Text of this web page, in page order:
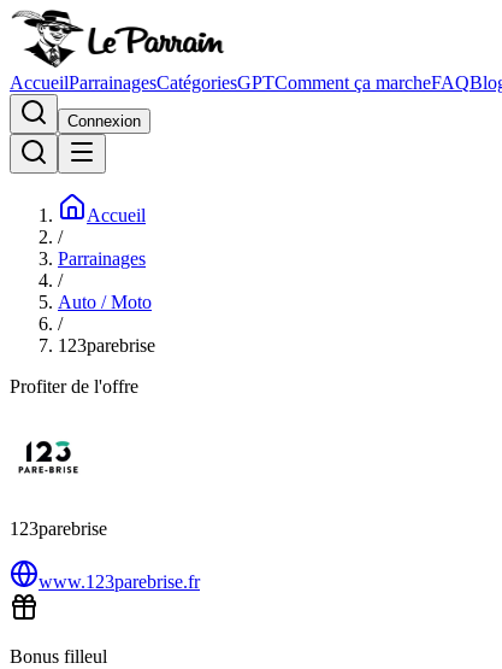
AccueilParrainagesCatégoriesGPTComment ça marcheFAQ
Connexion
Accueil
/
Parrainages
/
Auto / Moto
/
123parebrise
Profiter de l'offre
123parebrise
www.123parebrise.fr
Bonus filleul